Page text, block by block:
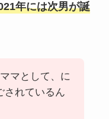
年には次男が誕
マとして、に
されているん